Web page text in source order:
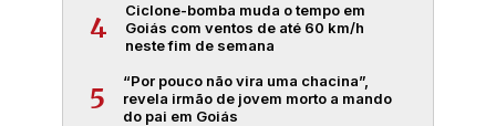
4
Ciclone-bomba muda o tempo em
Goiás com ventos de até 60 km/h
neste fim de semana
5
“Por pouco não vira uma chacina”,
revela irmão de jovem morto a mando
do pai em Goiás